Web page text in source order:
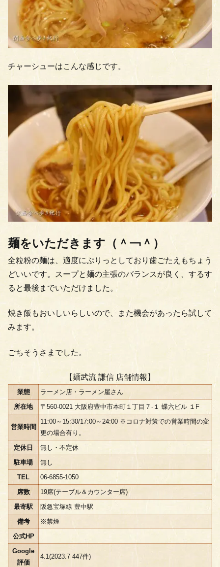
チャーシューはこんな感じです。
麺をいただきます（＾￢＾）
全粒粉の麺は、適度にぷりっとしており歯ごたえもちょう
どいいです。スープと麺の主張のバランスが良く、するす
ると最後までいただけました。
焼き飯もおいしいらしいので、また機会があったら試して
みます。
ごちそうさまでした。
【麺武流 謙信 店舗情報】
業態
ラーメン店・ラーメン屋さん
所在地
〒560-0021 大阪府豊中市本町１丁目７-１ 蝶六ビル １F
営業時間
11:00～15:30/17:00～24:00 ※コロナ対策での営業時間の変
更の場合有り。
定休日
無し・不定休
駐車場
無し
TEL
06-6855-1050
席数
19席(テーブル＆カウンター席)
最寄駅
阪急宝塚線 豊中駅
備考
※禁煙
公式HP
Google
評価
4.1(2023.7 447件)